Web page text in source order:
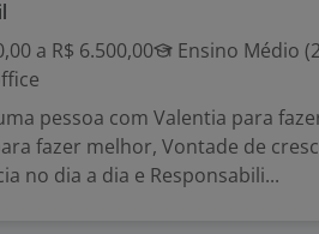
a R$ 6.500,00
Ensino Médio
pessoa com Valentia para
fazer melhor, Vontade de
no dia a dia e Responsabili...